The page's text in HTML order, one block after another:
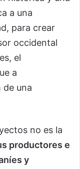
a una
para crear
occidental
el
a
una
no es la
productores e
y